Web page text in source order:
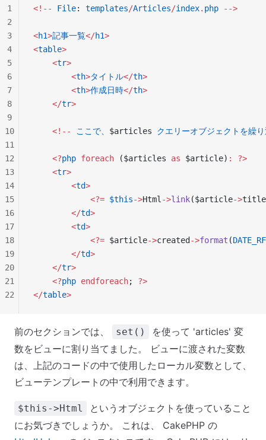
<!-- File: templates/Articles/index. php -->
<h1>記事一覧</h1>
<table>
    <
tr>
        <
th>タイトル</th>
        <
th>作成日時</th>
    </
tr>
    <!--
ここで、 $articles クエリーオブジェクトを繰
    <?
php foreach ($articles as $article) :
?>
    <
tr>
        <
td>
            <?=
$this->Html ->link($article->
        </
td>
        <
td>
            <?=
$article->created ->format (
        </
td>
    </
tr>
    <?
php endforeach; ?>
</table>
1
2
3
4
5
6
7
8
9
10
11
12
13
14
15
16
17
18
19
20
21
22
前のセクションでは、 set()
を使って 'articles' 変
数をビューに割り当てました。 ビューに渡された変数
は、上記のコードの中で使用したローカル変数として、
ビューテンプレートの中で利用できます。
$this->Html
というオブジェクトを使っていること
にお気づきでしょうか。 これは、 CakePHP の